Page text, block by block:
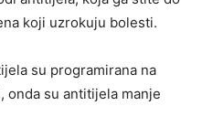
koji uzrokuju bolesti.
su programirana na
onda su antitijela manje